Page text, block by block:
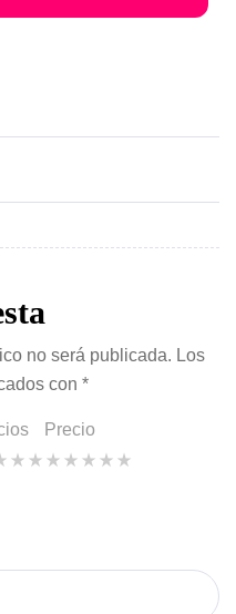
no será publicada. Los
con *
Precio